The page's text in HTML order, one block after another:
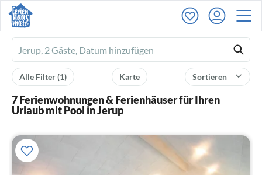
Ferienhausmiete
logo
Sortieren
Karte
Alle Filter(1)
7 Ferienwohnungen & Ferienhäuser für Ihren
Urlaub mit Pool in Jerup